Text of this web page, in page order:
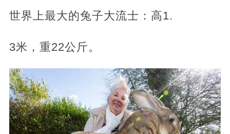
世界上最大的兔子大流士：高1.
3米，重22公斤。